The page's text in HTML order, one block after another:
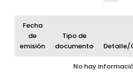
Fecha
de
emisión
Tipo de
documento
Detalle/
No hay